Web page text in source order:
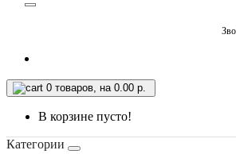
0 товаров, на 0.00 р.
В корзине пусто!
Категории